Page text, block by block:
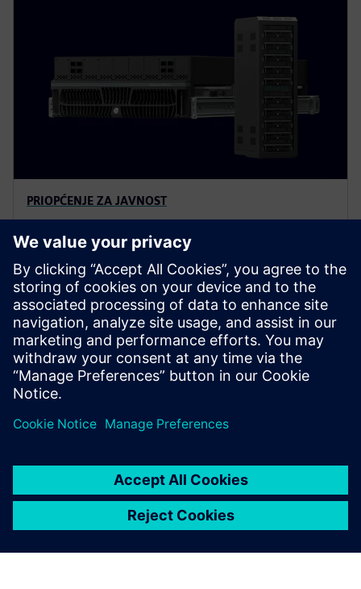
PRIOPĆENJE ZA JAVNOST
u verifikaciji
NVIDIA i Siemens uhvatili su desetke bilijuna ciklusa u
rasponu od samo nekoliko dana iskorištavajući
prednosti Siemensovog Veloce ProFPGA CS.